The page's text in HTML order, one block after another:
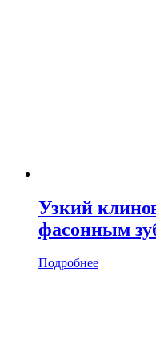
Узкий
фасонным
Подробнее